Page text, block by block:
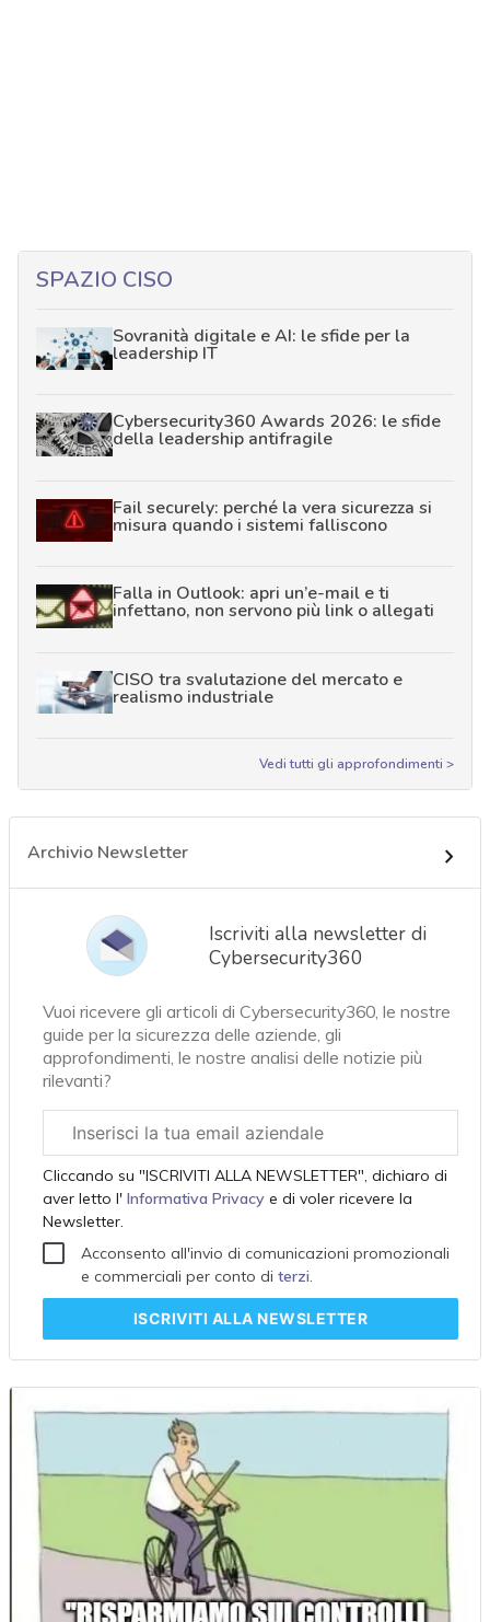
SPAZIO CISO
Sovranità digitale e AI: le sfide per la
leadership IT
Cybersecurity360 Awards 2026: le sfide
della leadership antifragile
Fail securely: perché la vera sicurezza si
misura quando i sistemi falliscono
Falla in Outlook: apri un’e-mail e ti
infettano, non servono più link o allegati
CISO tra svalutazione del mercato e
realismo industriale
Vedi tutti gli approfondimenti >
Archivio Newsletter
Iscriviti alla newsletter di
Cybersecurity360
Vuoi ricevere gli articoli di Cybersecurity360, le nostre
guide per la sicurezza delle aziende, gli
approfondimenti, le nostre analisi delle notizie più
rilevanti?
aziendale
Cliccando su "ISCRIVITI ALLA NEWSLETTER", dichiaro di
aver letto l'Informativa Privacy e di voler ricevere la
Newsletter.
Acconsento all'invio di comunicazioni promozionali
e commerciali per conto di terzi.
ISCRIVITI ALLA NEWSLETTER